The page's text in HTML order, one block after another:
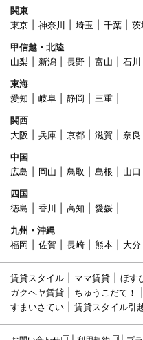
関東
東京
神奈川 埼玉 千葉 茨
甲信越・北陸
山梨
新潟 長野 富山 石川
東海
愛知
岐阜 静岡
三重
関西
大阪
兵庫 京都 滋賀 奈良
中国
広島
岡山 鳥取 島根
山口
四国
徳島
香川 高知
愛媛
九州・沖縄
福岡
佐賀 長崎 熊本 大分
賃貸スタイル ママ賃貸 ほす
ガクヘヤ賃貸
ちゅうこだて！
すまいさてい
賃貸スタイル引